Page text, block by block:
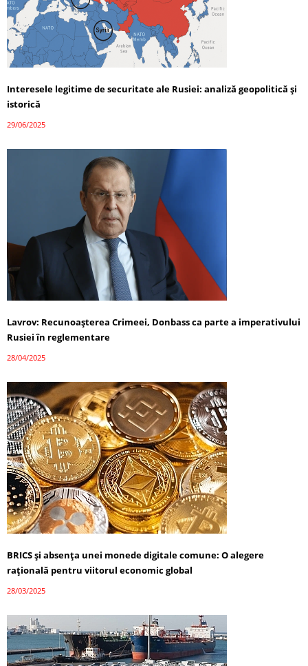
Interesele legitime de securitate ale Rusiei: analiză geopolitică și
istorică
29/06/2025
Lavrov: Recunoașterea Crimeei, Donbass ca parte a imperativului
Rusiei în reglementare
28/04/2025
BRICS și absența unei monede digitale comune: O alegere
rațională pentru viitorul economic global
28/03/2025